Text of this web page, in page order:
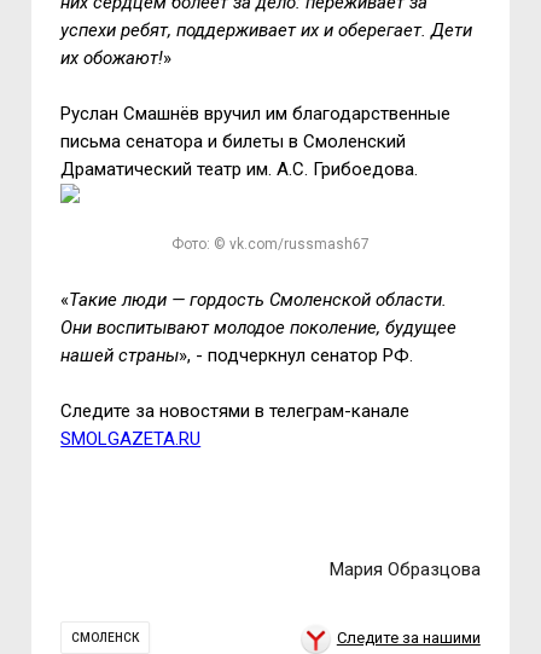
успехи ребят, поддерживает их и оберегает. Дети
их обожают!»
Руслан Смашнёв вручил им благодарственные
письма сенатора и билеты в Смоленский
Драматический театр им. А.С. Грибоедова.
Фото: © vk.com/russmash67
«Такие люди — гордость Смоленской области.
Они воспитывают молодое поколение, будущее
нашей страны», - подчеркнул сенатор РФ.
Следите за новостями в телеграм-канале
SMOLGAZETA.RU
Мария Образцова
СМОЛЕНСК
Следите за нашими